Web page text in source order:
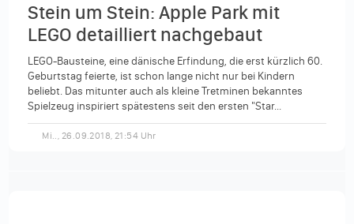
Stein um Stein: Apple Park mit
LEGO detailliert nachgebaut
LEGO-Bausteine, eine dänische Erfindung, die erst kürzlich 60.
Geburtstag feierte, ist schon lange nicht nur bei Kindern
beliebt. Das mitunter auch als kleine Tretminen bekanntes
Spielzeug inspiriert spätestens seit den ersten "Star...
Mi.., 26.09.2018, 21:54 Uhr